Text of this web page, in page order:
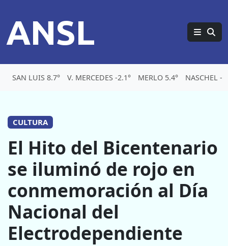
ANSL
SAN LUIS 8.7° V. MERCEDES -2.1° MERLO 5.4° NASCHEL -
CULTURA
El Hito del Bicentenario
se iluminó de rojo en
conmemoración al Día
Nacional del
Electrodependiente